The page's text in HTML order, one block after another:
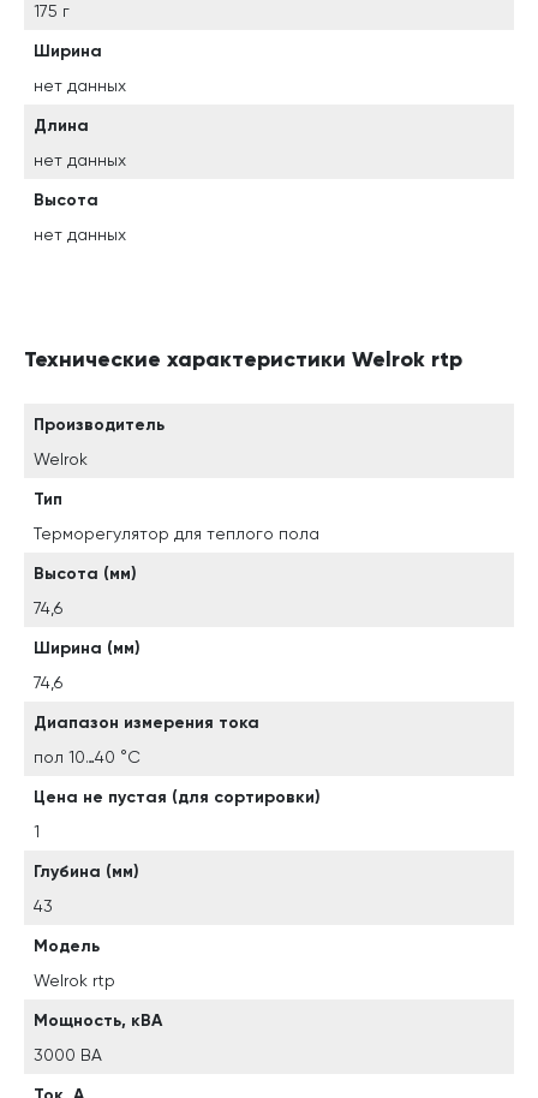
175 г
Ширина
нет данных
Длина
нет данных
Высота
нет данных
Технические характеристики Welrok rtp
Производитель
Welrok
Тип
Терморегулятор для теплого пола
Высота (мм)
74,6
Ширина (мм)
74,6
Диапазон измерения тока
пол 10…40 °C
Цена не пустая (для сортировки)
1
Глубина (мм)
43
Модель
Welrok rtp
Мощность, кВА
3000 ВА